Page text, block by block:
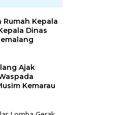
Rumah Kepala
Dinas
Ajak
Kemarau